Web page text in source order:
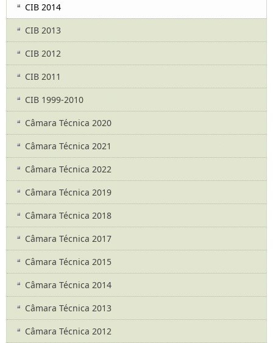
CIB 2014
CIB 2013
CIB 2012
CIB 2011
CIB 1999-2010
Câmara Técnica 2020
Câmara Técnica 2021
Câmara Técnica 2022
Câmara Técnica 2019
Câmara Técnica 2018
Câmara Técnica 2017
Câmara Técnica 2015
Câmara Técnica 2014
Câmara Técnica 2013
Câmara Técnica 2012